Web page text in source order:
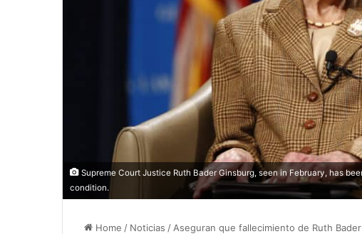
Supreme Court Justice Ruth Bader Ginsburg, seen in February, has
condition.
Home / Noticias / Aseguran que fallecimiento de Ruth